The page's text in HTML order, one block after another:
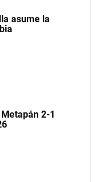
asume la
Metapán 2-1